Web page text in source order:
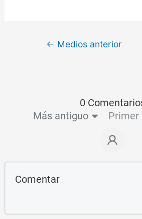
← Medios anterior
0
Más antiguo
Primer